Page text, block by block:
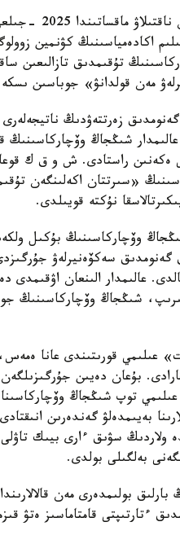
شىڭجاڭ وۆچاركاسىنىڭ
اكادەمياسىنىڭ كۋنمين
تۇقىمدىق تازالىعىن
مەن قولدانۋ» جوباسىن
زەرتتەۋدىڭ ناتيجەلەرى
عالىمدار شىڭجاڭ
ەكەنىن راستادى. ش و ق ك
«سىرتتان اكەلىنگەن
نۇكتە قويىلدى.
وۆچاركاسىنىڭ بۇكىل
عالىمدار الىنعان
شىڭجاڭ وۆچاركاسىنىڭ
عىلىمي قورىتىندى عانا
بۇعان دەيىن
توپ شىڭجاڭ
بەيىمدەلۋ گەندەرىن
ولاردىڭ سۋىق ءارى بيىك
بەلگىلى بولدى.
بولىمدەرى مەن
ءتارتىپتى قامتاماسىز ەتۋ